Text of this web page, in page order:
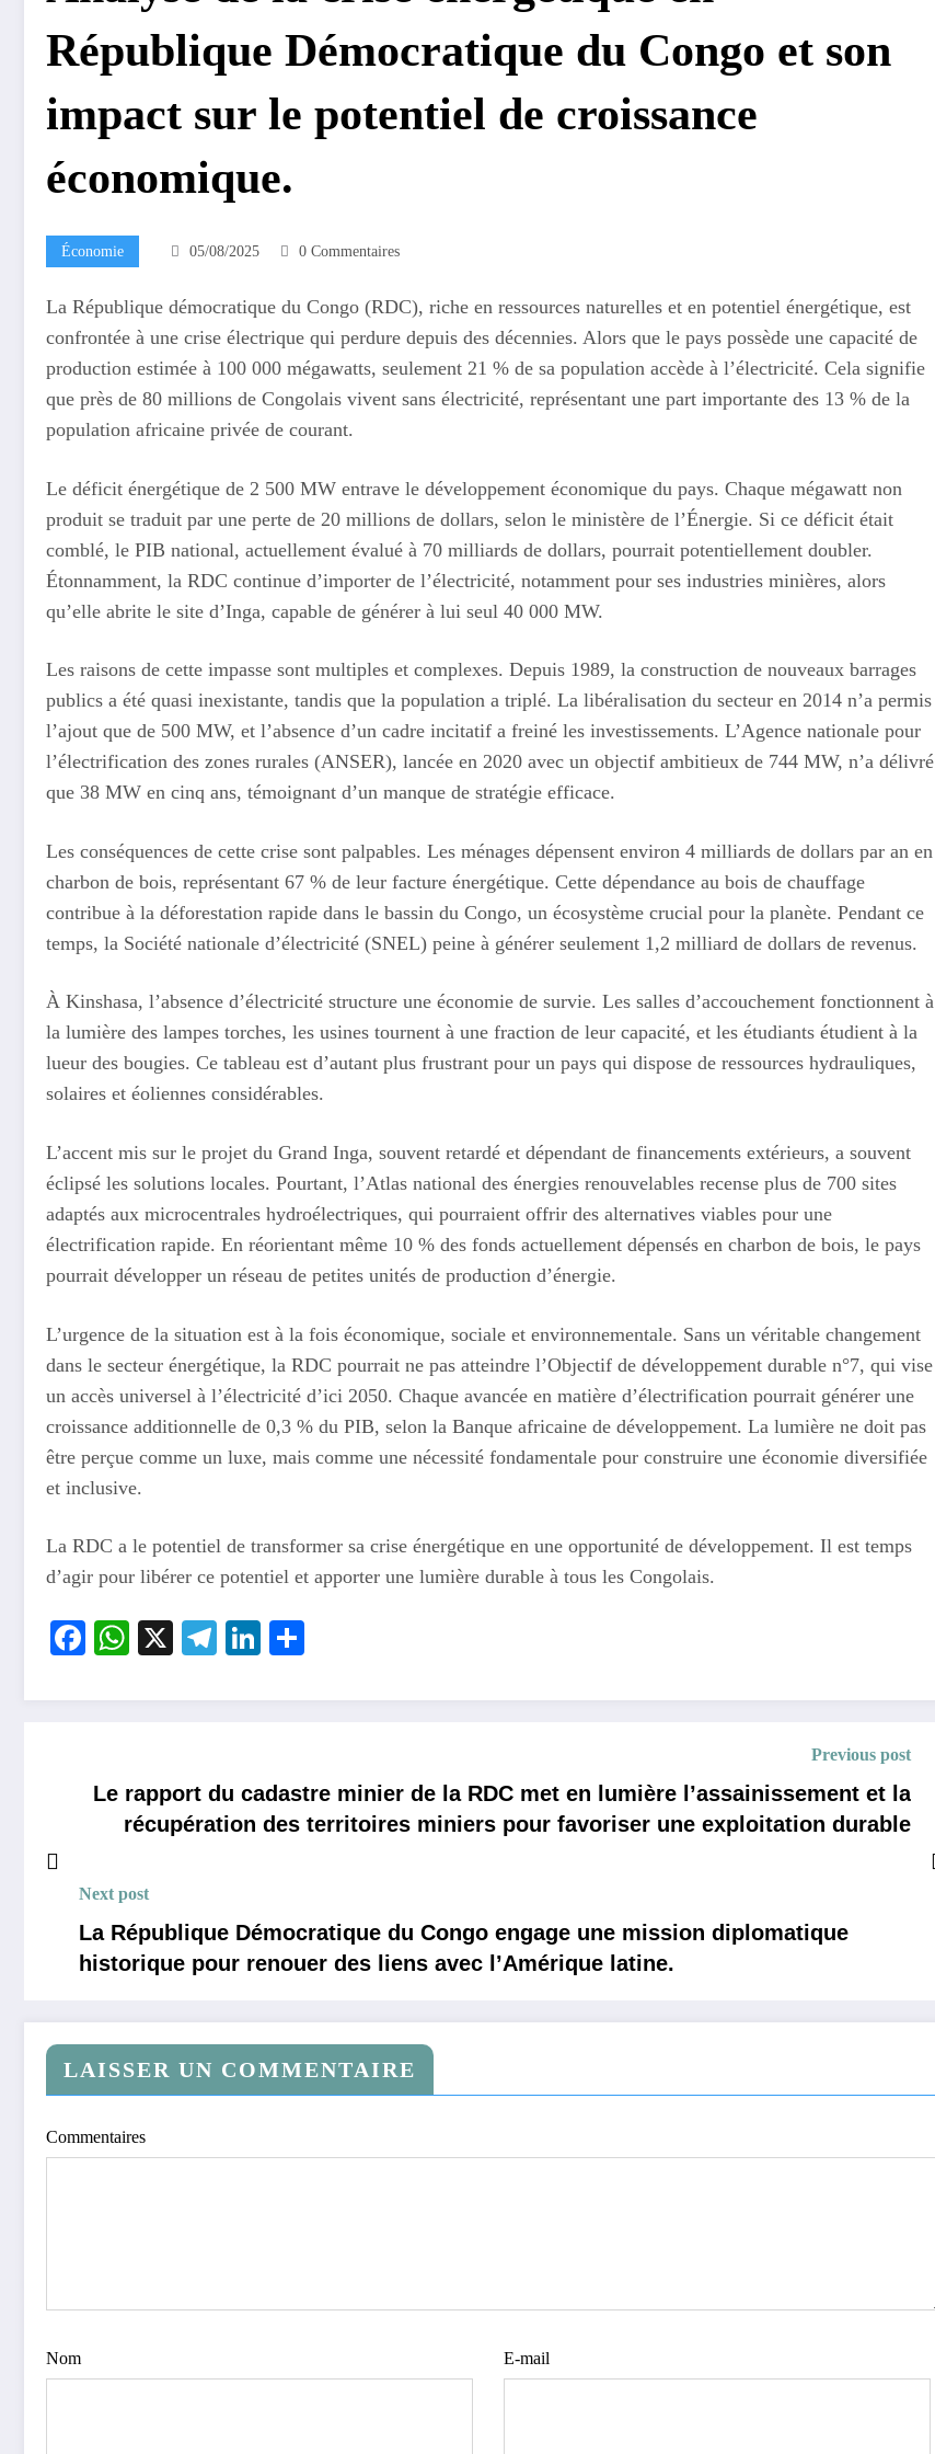
République Démocratique du Congo et son
impact sur le potentiel de croissance
économique.
Économie 05/08/2025 0 Commentaires
La République démocratique du Congo (RDC), riche en ressources naturelles et en potentiel énergétique, est
confrontée à une crise électrique qui perdure depuis des décennies. Alors que le pays possède une capacité de
production estimée à 100 000 mégawatts, seulement 21 % de sa population accède à l’électricité. Cela signifie
que près de 80 millions de Congolais vivent sans électricité, représentant une part importante des 13 % de la
population africaine privée de courant.
Le déficit énergétique de 2 500 MW entrave le développement économique du pays. Chaque mégawatt non
produit se traduit par une perte de 20 millions de dollars, selon le ministère de l’Énergie. Si ce déficit était
comblé, le PIB national, actuellement évalué à 70 milliards de dollars, pourrait potentiellement doubler.
Étonnamment, la RDC continue d’importer de l’électricité, notamment pour ses industries minières, alors
qu’elle abrite le site d’Inga, capable de générer à lui seul 40 000 MW.
Les raisons de cette impasse sont multiples et complexes. Depuis 1989, la construction de nouveaux barrages
publics a été quasi inexistante, tandis que la population a triplé. La libéralisation du secteur en 2014 n’a permis
l’ajout que de 500 MW, et l’absence d’un cadre incitatif a freiné les investissements. L’Agence nationale pour
l’électrification des zones rurales (ANSER), lancée en 2020 avec un objectif ambitieux de 744 MW, n’a délivré
que 38 MW en cinq ans, témoignant d’un manque de stratégie efficace.
Les conséquences de cette crise sont palpables. Les ménages dépensent environ 4 milliards de dollars par an en
charbon de bois, représentant 67 % de leur facture énergétique. Cette dépendance au bois de chauffage
contribue à la déforestation rapide dans le bassin du Congo, un écosystème crucial pour la planète. Pendant ce
temps, la Société nationale d’électricité (SNEL) peine à générer seulement 1,2 milliard de dollars de revenus.
À Kinshasa, l’absence d’électricité structure une économie de survie. Les salles d’accouchement fonctionnent à
la lumière des lampes torches, les usines tournent à une fraction de leur capacité, et les étudiants étudient à la
lueur des bougies. Ce tableau est d’autant plus frustrant pour un pays qui dispose de ressources hydrauliques,
solaires et éoliennes considérables.
L’accent mis sur le projet du Grand Inga, souvent retardé et dépendant de financements extérieurs, a souvent
éclipsé les solutions locales. Pourtant, l’Atlas national des énergies renouvelables recense plus de 700 sites
adaptés aux microcentrales hydroélectriques, qui pourraient offrir des alternatives viables pour une
électrification rapide. En réorientant même 10 % des fonds actuellement dépensés en charbon de bois, le pays
pourrait développer un réseau de petites unités de production d’énergie.
L’urgence de la situation est à la fois économique, sociale et environnementale. Sans un véritable changement
dans le secteur énergétique, la RDC pourrait ne pas atteindre l’Objectif de développement durable n°7, qui vise
un accès universel à l’électricité d’ici 2050. Chaque avancée en matière d’électrification pourrait générer une
croissance additionnelle de 0,3 % du PIB, selon la Banque africaine de développement. La lumière ne doit pas
être perçue comme un luxe, mais comme une nécessité fondamentale pour construire une économie diversifiée
et inclusive.
La RDC a le potentiel de transformer sa crise énergétique en une opportunité de développement. Il est temps
d’agir pour libérer ce potentiel et apporter une lumière durable à tous les Congolais.
Facebook
WhatsApp
X Telegram
LinkedIn
Previous post
Le rapport du cadastre minier de la RDC met en lumière l’assainissement et la
récupération des territoires miniers pour favoriser une exploitation durable
Next post
La République Démocratique du Congo engage une mission diplomatique
historique pour renouer des liens avec l’Amérique latine.
LAISSER UN COMMENTAIRE
Commentaires
Nom E-mail